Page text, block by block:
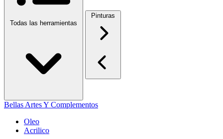
Todas las herramientas
Pinturas
Bellas Artes Y Complementos
Oleo
Acrilico